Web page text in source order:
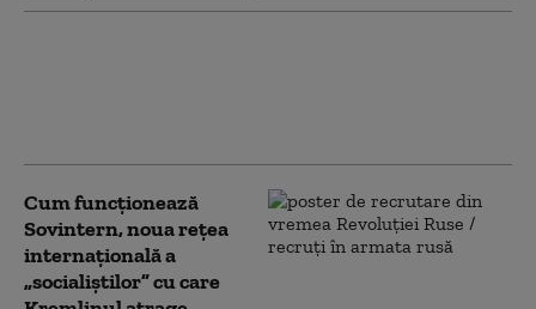
Cum funcționează
Sovintern, noua rețea
internațională a
„socialiștilor” cu care